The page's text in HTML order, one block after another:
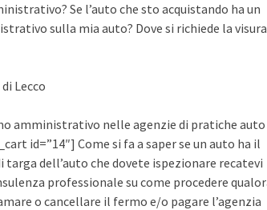
Se l’auto che sto acquistando ha un
sulla mia auto? Dove si richiede la visura
Lecco
amministrativo nelle agenzie di pratiche auto
id=”14″] Come si fa a saper se un auto ha il
dell’auto che dovete ispezionare recatevi
professionale su come procedere
o cancellare il fermo e/o pagare l’agenzia